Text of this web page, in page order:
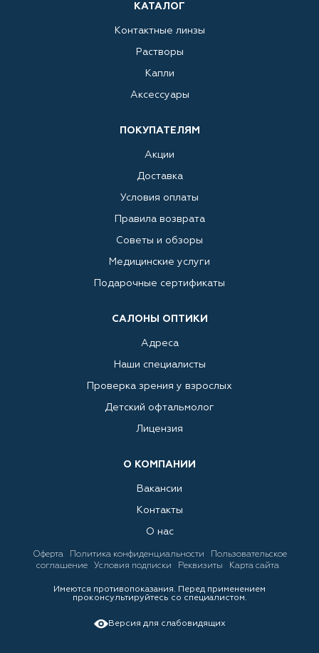
КАТАЛОГ
Контактные линзы
Растворы
Капли
Аксессуары
ПОКУПАТЕЛЯМ
Акции
Доставка
Условия оплаты
Правила возврата
Советы и обзоры
Медицинские услуги
Подарочные сертификаты
САЛОНЫ ОПТИКИ
Адреса
Наши специалисты
Проверка зрения у взрослых
Детский офтальмолог
Лицензия
О КОМПАНИИ
Вакансии
Контакты
О нас
Оферта Политика конфиденциальности
Пользовательское
соглашение
Условия подписки Реквизиты Карта сайта
Имеются противопоказания. Перед применением
проконсультируйтесь со специалистом.
Версия для слабовидящих